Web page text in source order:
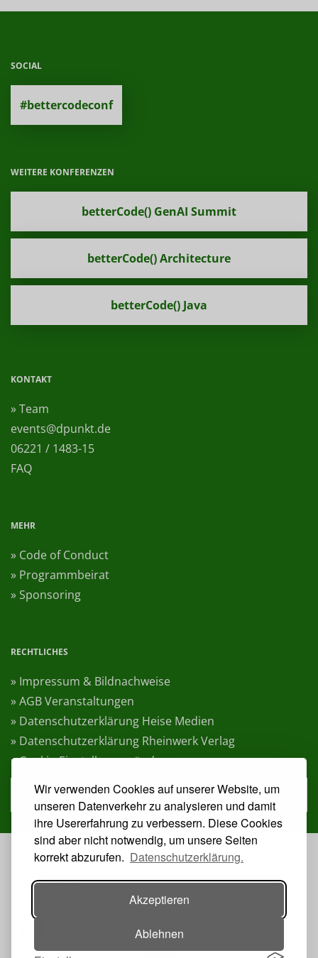
Wir verwenden Cookies auf unserer Website, um
unseren Datenverkehr zu analysieren und damit
ihre Usererfahrung zu verbessern. Diese Cookies
sind aber nicht notwendig, um unsere Seiten
korrekt abzurufen. Datenschutzerklärung.
Akzeptieren
Ablehnen
SOCIAL
#bettercodeconf
WEITERE KONFERENZEN
betterCode() GenAI Summit
betterCode() Architecture
betterCode() Java
KONTAKT
» Team
events@dpunkt.de
06221 / 1483-15
FAQ
MEHR
» Code of Conduct
» Programmbeirat
» Sponsoring
RECHTLICHES
» Impressum & Bildnachweise
» AGB Veranstaltungen
» Datenschutzerklärung Heise Medien
» Datenschutzerklärung Rheinwerk Verlag
» Cookie-Einstellungen ändern
» Vertrag widerrufen
VERANSTALTER: